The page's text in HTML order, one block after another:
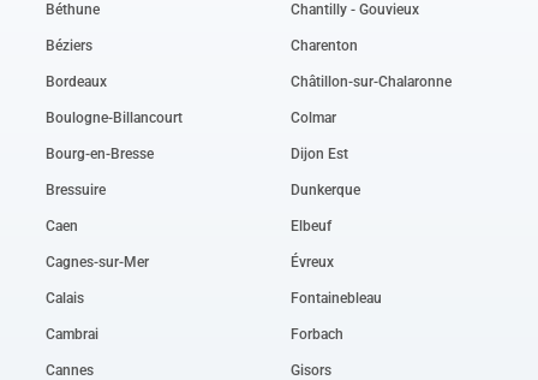
Béthune
Béziers
Bordeaux
Boulogne-Billancourt
Bourg-en-Bresse
Bressuire
Caen
Cagnes-sur-Mer
Calais
Cambrai
Cannes
Chantilly - Gouvieux
Charenton
Châtillon-sur-Chalaronne
Colmar
Dijon Est
Dunkerque
Elbeuf
Évreux
Fontainebleau
Forbach
Gisors